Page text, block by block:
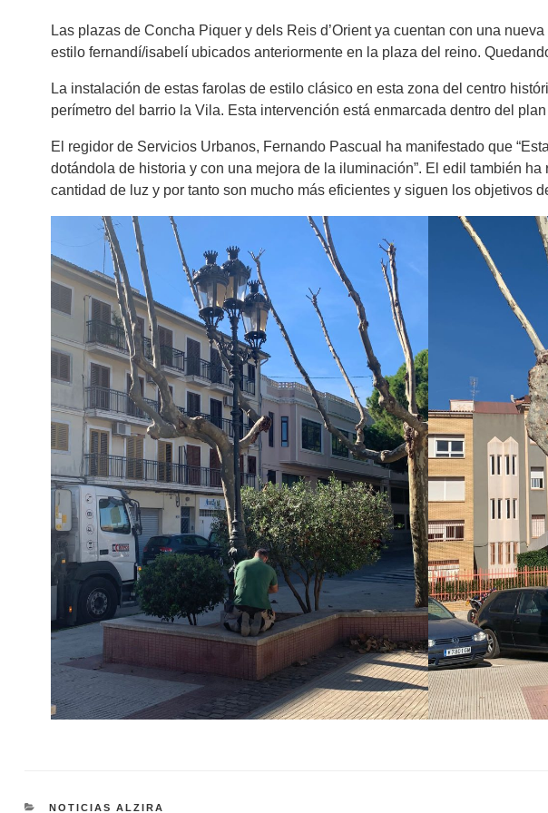
Las plazas de Concha Piquer y dels Reis d’Orient ya cuentan con una
estilo fernandí/isabelí ubicados anteriormente en la plaza del reino.
La instalación de estas farolas de estilo clásico en esta zona del centro
perímetro del barrio la Vila. Esta intervención está enmarcada dentro del
El regidor de Servicios Urbanos, Fernando Pascual ha manifestado que
dotándola de historia y con una mejora de la iluminación”. El edil también
cantidad de luz y por tanto son mucho más eficientes y siguen los objetivos
CATEGORÍAS
NOTICIAS ALZIRA